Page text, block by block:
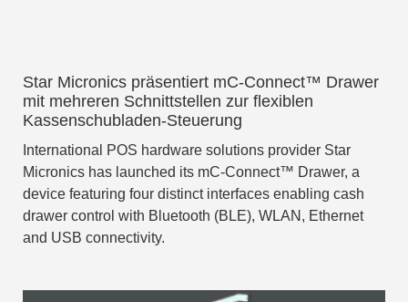
Star Micronics präsentiert mC-Connect™ Drawer
mit mehreren Schnittstellen zur flexiblen
Kassenschubladen-Steuerung
International POS hardware solutions provider Star
Micronics has launched its mC-Connect™ Drawer, a
device featuring four distinct interfaces enabling cash
drawer control with Bluetooth (BLE), WLAN, Ethernet
and USB connectivity.